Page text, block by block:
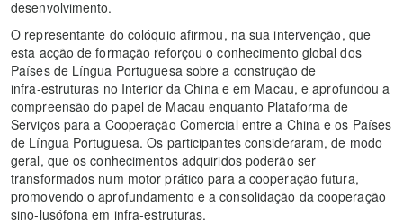
desenvolvimento.
O representante do colóquio afirmou, na sua intervenção, que
esta acção de formação reforçou o conhecimento global dos
Países de Língua Portuguesa sobre a construção de
infra‑estruturas no Interior da China e em Macau, e aprofundou a
compreensão do papel de Macau enquanto Plataforma de
Serviços para a Cooperação Comercial entre a China e os Países
de Língua Portuguesa. Os participantes consideraram, de modo
geral, que os conhecimentos adquiridos poderão ser
transformados num motor prático para a cooperação futura,
promovendo o aprofundamento e a consolidação da cooperação
sino‑lusófona em infra‑estruturas.